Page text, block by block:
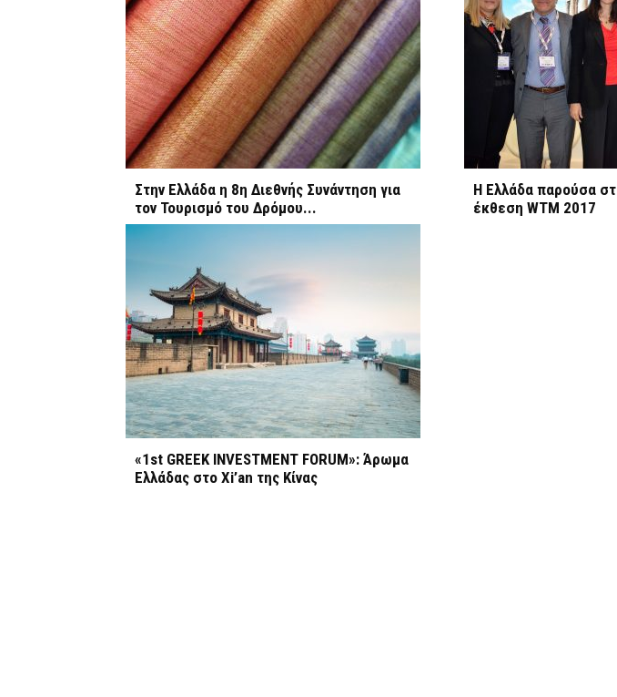
Στην Ελλάδα η 8η Διεθνής Συνάντηση για
τον Τουρισμό του Δρόμου...
Η Ελλάδα παρούσα
έκθεση WTM 2017
«1st GREEK INVESTMENT FORUM»: Άρωμα
Ελλάδας στο Xi’an της Κίνας